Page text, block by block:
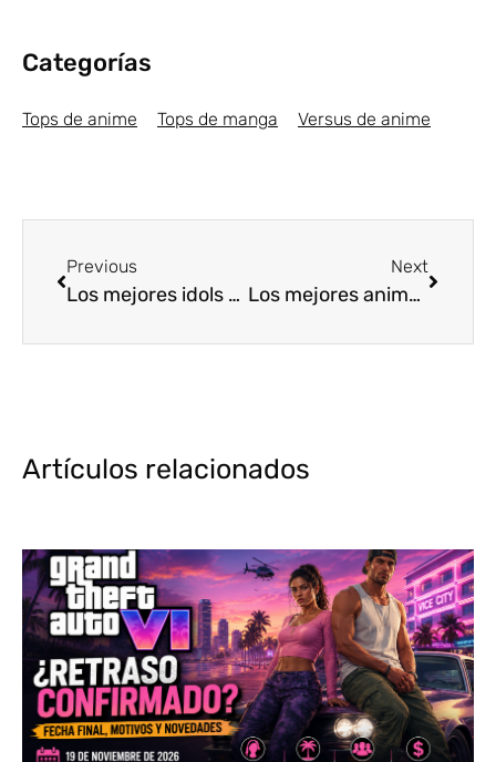
Categorías
Tops de anime Tops de manga Versus de anime
Previous
Los mejores idols del anime [Top5]
Next
Los mejores animes Shonen de 2018 [Top5]
Artículos relacionados